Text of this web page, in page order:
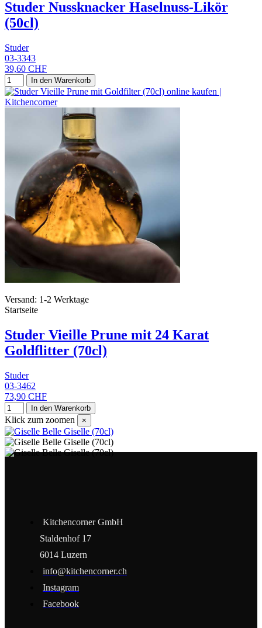
Studer Nussknacker Haselnuss-Likör
(50cl)
Studer
03-3343
39,60 CHF
In den Warenkorb
Versand: 1-2 Werktage
Startseite
Studer Vieille Prune mit 24 Karat
Goldflitter (70cl)
Studer
03-3462
73,90 CHF
In den Warenkorb
Klick zum zoomen ×
Kitchencorner GmbH
Staldenhof 17
6014 Luzern
info@kitchencorner.ch
Instagram
Facebook